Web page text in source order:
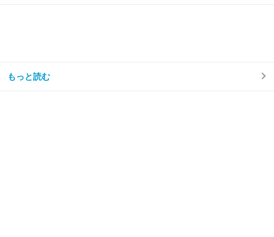
が1人。 毎日時間との戦い。 私は仕事終わりに家事を
楽しくテキパキとできる方ではない。ついだらけてし
もっと読む